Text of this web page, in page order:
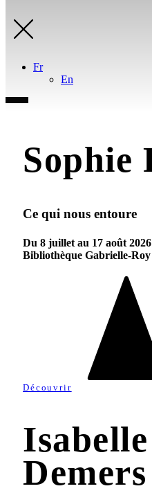
Fr
En
Sophie
Ce qui nous entoure
Du 8 juillet au 17 août 2026
Bibliothèque Gabrielle-Roy
Découvrir
Isabelle
Demers